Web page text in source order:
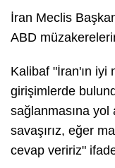
İran Meclis
ABD
Kalibaf "İran'ın iyi
girişimlerde
sağlanmasına yol
savaşırız, eğer
cevap veririz"